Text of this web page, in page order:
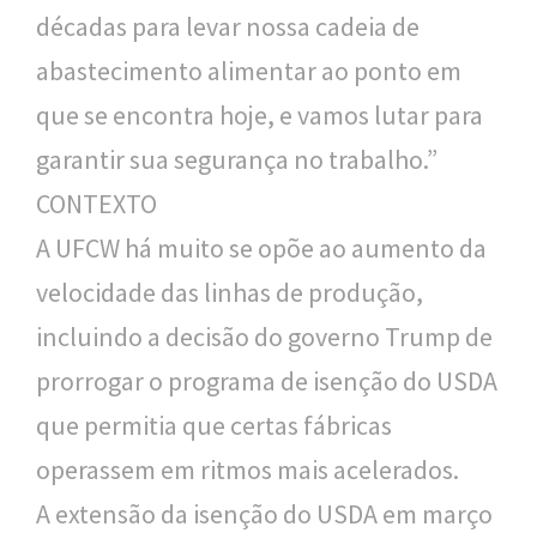
décadas para levar nossa cadeia de
abastecimento alimentar ao ponto em
que se encontra hoje, e vamos lutar para
garantir sua segurança no trabalho.”
CONTEXTO
A UFCW há muito se opõe ao aumento da
velocidade das linhas de produção,
incluindo a decisão do governo Trump de
prorrogar o programa de isenção do USDA
que permitia que certas fábricas
operassem em ritmos mais acelerados.
A extensão da isenção do USDA em março